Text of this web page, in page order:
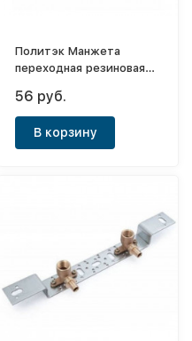
Политэк Манжета
переходная резиновая
56 руб.
В корзину